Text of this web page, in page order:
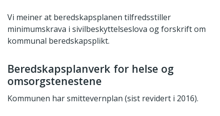
Vi meiner at beredskapsplanen tilfredsstiller
minimumskrava i sivilbeskyttelseslova og forskrift om
kommunal beredskapsplikt.
Beredskapsplanverk for helse og
omsorgstenestene
Kommunen har smittevernplan (sist revidert i 2016).